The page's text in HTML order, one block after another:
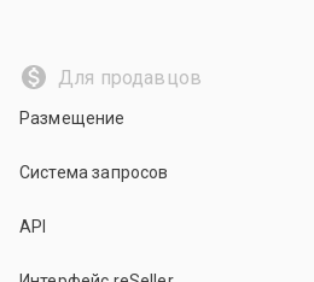
Для продавцов
Размещение
Система запросов
API